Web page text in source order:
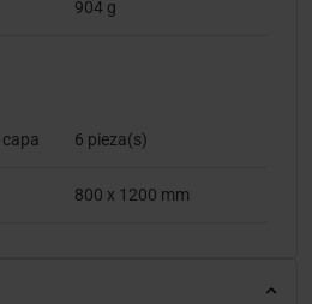
904 g
6 pieza(s)
800 x 1200 mm